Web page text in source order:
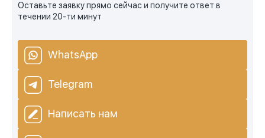
Оставьте заявку прямо сейчас и получите ответ в
течении 20-ти минут
WhatsApp
Telegram
Написать нам